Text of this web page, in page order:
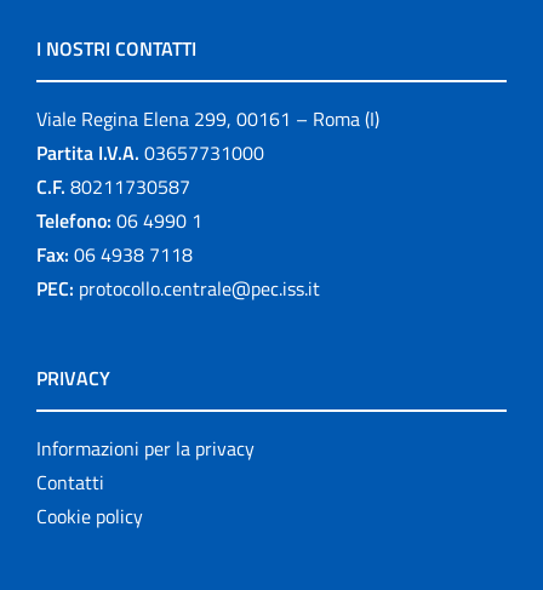
I NOSTRI CONTATTI
Viale Regina Elena 299, 00161 – Roma (I)
Partita I.V.A. 03657731000
C.F. 80211730587
Telefono: 06 4990 1
Fax: 06 4938 7118
PEC: protocollo.centrale@pec.iss.it
PRIVACY
Informazioni per la privacy
Contatti
Cookie policy